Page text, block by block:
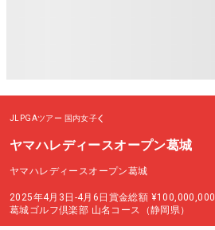
JLPGAツアー 国内女子
ヤマハレディースオープン葛城
ヤマハレディースオープン葛城
2025年4月3日-4月6日 賞金総額 ¥100,000,000
葛城ゴルフ倶楽部 山名コース（静岡県）